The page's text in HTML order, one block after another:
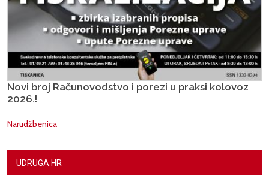
Novi broj Računovodstvo i porezi u praksi kolovoz
2026.!
Narudžbenica
UDRUGA.HR